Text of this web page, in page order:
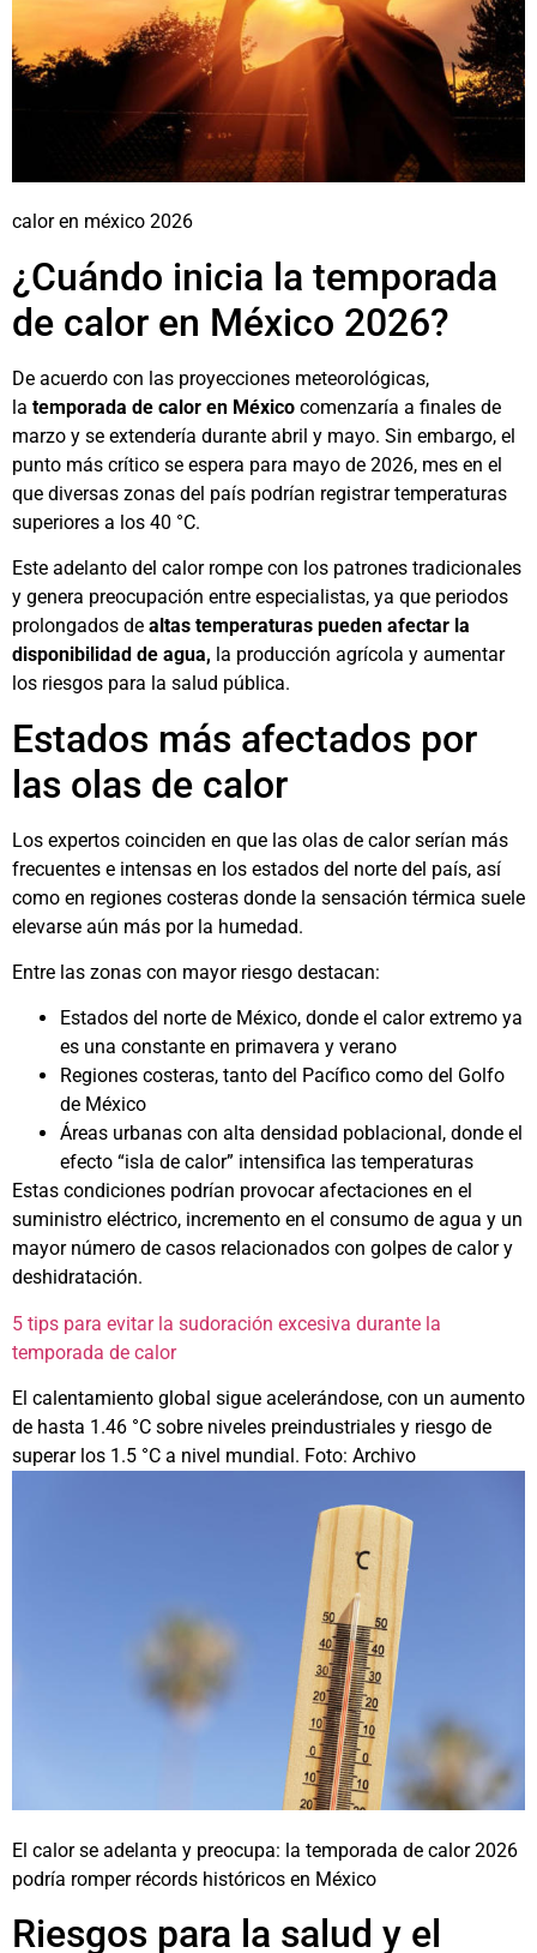
calor en méxico 2026
¿Cuándo inicia la temporada
de calor en México 2026?
De acuerdo con las proyecciones meteorológicas,
la temporada de calor en México comenzaría a finales de
marzo y se extendería durante abril y mayo. Sin embargo, el
punto más crítico se espera para mayo de 2026, mes en el
que diversas zonas del país podrían registrar temperaturas
superiores a los 40 °C.
Este adelanto del calor rompe con los patrones tradicionales
y genera preocupación entre especialistas, ya que periodos
prolongados de altas temperaturas pueden afectar la
disponibilidad de agua, la producción agrícola y aumentar
los riesgos para la salud pública.
Estados más afectados por
las olas de calor
Los expertos coinciden en que las olas de calor serían más
frecuentes e intensas en los estados del norte del país, así
como en regiones costeras donde la sensación térmica suele
elevarse aún más por la humedad.
Entre las zonas con mayor riesgo destacan:
Estados del norte de México, donde el calor extremo ya
es una constante en primavera y verano
Regiones costeras, tanto del Pacífico como del Golfo
de México
Áreas urbanas con alta densidad poblacional, donde el
efecto “isla de calor” intensifica las temperaturas
Estas condiciones podrían provocar afectaciones en el
suministro eléctrico, incremento en el consumo de agua y un
mayor número de casos relacionados con golpes de calor y
deshidratación.
5 tips para evitar la sudoración excesiva durante la
temporada de calor
El calentamiento global sigue acelerándose, con un aumento
de hasta 1.46 °C sobre niveles preindustriales y riesgo de
superar los 1.5 °C a nivel mundial. Foto: Archivo
El calor se adelanta y preocupa: la temporada de calor 2026
podría romper récords históricos en México
Riesgos para la salud y el